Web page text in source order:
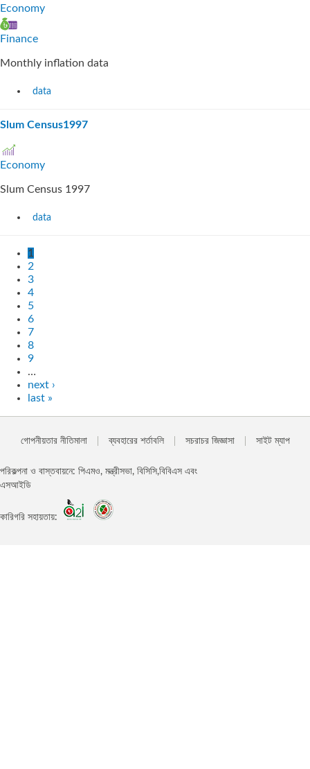
Economy
Finance
Monthly inflation data
data
Slum Census1997
Economy
Slum Census 1997
data
1
2
3
4
5
6
7
8
9
…
next ›
last »
গোপনীয়তার নীতিমালা ব্যবহারের শর্তাবলি সচরাচর জিজ্ঞাসা সাইট ম্যাপ
পরিকল্পনা ও বাস্তবায়নে: পিএমও, মন্ত্রীসভা, বিসিসি,বিবিএস এবং
এসআইডি
কারিগরি সহায়তায়: